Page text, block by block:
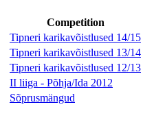
Competition
Tipneri karikavõistlused 14/15
Tipneri karikavõistlused 13/14
Tipneri karikavõistlused 12/13
II liiga - Põhja/Ida 2012
Sõprusmängud